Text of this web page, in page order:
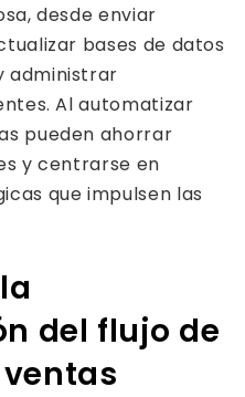
desde enviar
bases de datos
administrar
Al automatizar
pueden ahorrar
y centrarse en
que impulsen las
del flujo de